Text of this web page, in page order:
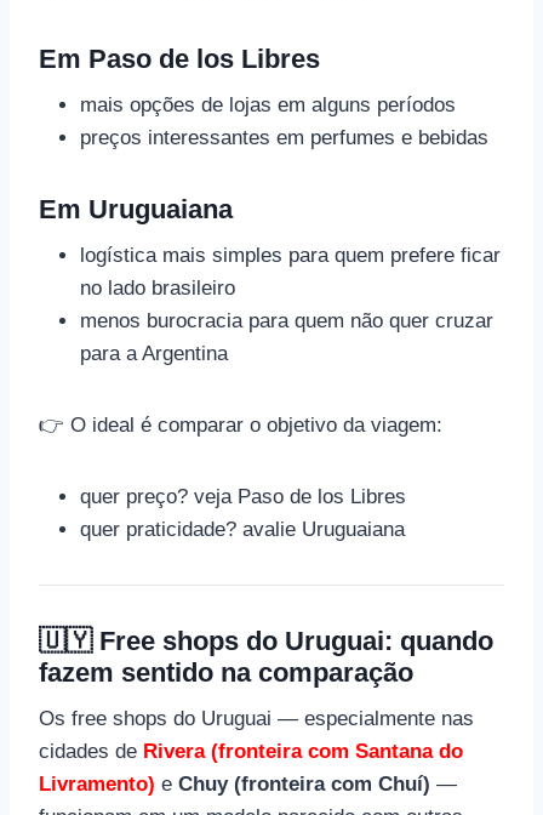
Em Paso de los Libres
mais opções de lojas em alguns períodos
preços interessantes em perfumes e bebidas
Em Uruguaiana
logística mais simples para quem prefere ficar
no lado brasileiro
menos burocracia para quem não quer cruzar
para a Argentina
👉 O ideal é comparar o objetivo da viagem:
quer preço? veja Paso de los Libres
quer praticidade? avalie Uruguaiana
🇺🇾 Free shops do Uruguai: quando
fazem sentido na comparação
Os free shops do Uruguai — especialmente nas
cidades de Rivera (fronteira com Santana do
Livramento) e Chuy (fronteira com Chuí) —